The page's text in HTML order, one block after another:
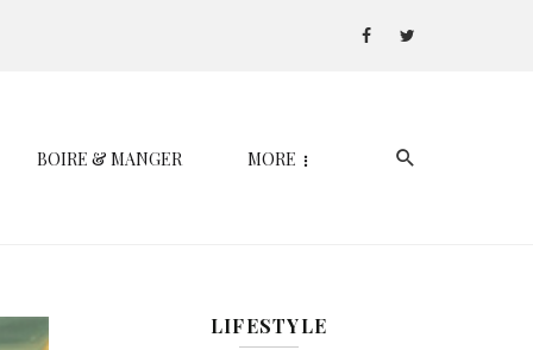
BOIRE & MANGER MORE
LIFESTYLE